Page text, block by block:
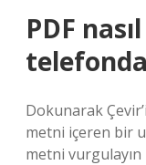
PDF
Dokunarak
metni içeren bir
metni vurgulayın